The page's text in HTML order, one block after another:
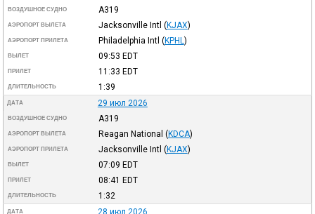
ВОЗДУШНОЕ СУДНО A319
АЭРОПОРТ ВЫЛЕТА Jacksonville Intl (KJAX)
АЭРОПОРТ ПРИЛЕТА Philadelphia Intl (KPHL )
ВЫЛЕТ 09:53 EDT
ПРИЛЕТ 11:33 EDT
ДЛИТЕЛЬНОСТЬ 1:39
ДАТА 29 июл 2026
ВОЗДУШНОЕ СУДНО A319
АЭРОПОРТ ВЫЛЕТА Reagan National (KDCA)
АЭРОПОРТ ПРИЛЕТА Jacksonville Intl (KJAX)
ВЫЛЕТ 07:09 EDT
ПРИЛЕТ 08:41 EDT
ДЛИТЕЛЬНОСТЬ 1:32
ДАТА 28 июл 2026